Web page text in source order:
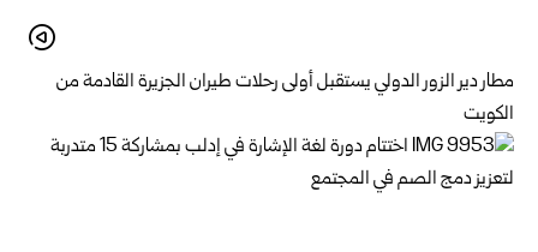
مطار دير الزور الدولي يستقبل أولى رحلات طيران الجزيرة ‏القادمة من
الكويت